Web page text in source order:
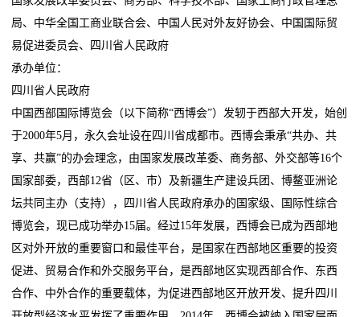
局、中华全国工商业联合会、中国人民对外友好协会、中国国际贸
易促进委员会、四川省人民政府
承办单位：
四川省人民政府
中国西部国际博览会（以下简称“西博会”）发轫于西部大开发，始创
于2000年5月，永久会址设在四川省成都市。西博会秉承“共办、共
享、共赢”的办会理念，由国家发展改革委、商务部、外交部等16个
国家部委，西部12省（区、市）及新疆生产建设兵团、博鳌亚洲论
坛共同主办（支持），四川省人民政府承办的国家级、国际性综合
博览会，现已成功举办15届。经过15年发展，西博会已成为西部地
区对外开放的重要窗口和最佳平台，是国家在西部地区重要的投资
促进、贸易合作和外交服务平台，是西部地区实现西部合作、东西
合作、中外合作的重要载体，为促进西部地区开放开发、提升四川